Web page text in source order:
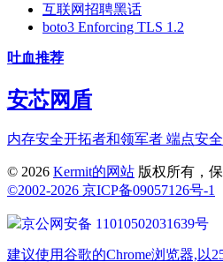
互联网招聘黑话
boto3 Enforcing TLS 1.2
吐血推荐
安芯网盾
内存安全开拓者和领军者 端点安
© 2026 Kermit的网站 版权所有，
©2002-2026 京ICP备09057126号-1
京公网安备 11010502031639号
建议使用谷歌的Chrome浏览器,以